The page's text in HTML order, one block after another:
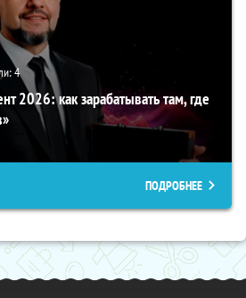
4
2026: как зарабатывать там, где
ПОДРОБНЕЕ